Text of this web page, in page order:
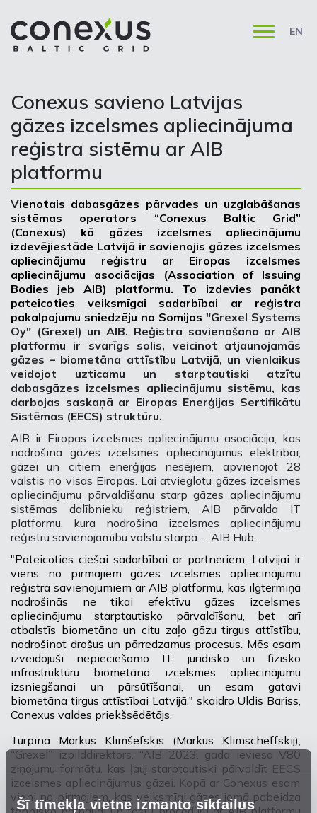
Šī tīmekļa vietne izmanto sīkfailus
EN
Conexus savieno Latvijas
gāzes izcelsmes apliecinājuma
reģistra sistēmu ar AIB
platformu
Vienotais dabasgāzes pārvades un uzglabāšanas
sistēmas operators “Conexus Baltic Grid”
(Conexus) kā gāzes izcelsmes apliecinājumu
izdevējiestāde Latvijā ir savienojis gāzes izcelsmes
apliecinājumu reģistru ar Eiropas izcelsmes
apliecinājumu asociācijas (Association of Issuing
Bodies jeb AIB) platformu. To izdevies panākt
pateicoties veiksmīgai sadarbībai ar reģistra
pakalpojumu sniedzēju no Somijas "Grexel Systems
Oy" (Grexel) un AIB. Reģistra savienošana ar AIB
platformu ir svarīgs solis, veicinot atjaunojamās
gāzes – biometāna attīstību Latvijā, un vienlaikus
veidojot uzticamu un starptautiski atzītu
dabasgāzes izcelsmes apliecinājumu sistēmu, kas
darbojas saskaņā ar Eiropas Enerģijas Sertifikātu
Sistēmas (EECS) struktūru.
AIB ir Eiropas izcelsmes apliecinājumu asociācija, kas
nodrošina gāzes izcelsmes apliecinājumus elektrībai,
gāzei un citiem enerģijas nesējiem, apvienojot 28
valstis no visas Eiropas. Lai atvieglotu gāzes izcelsmes
apliecinājumu pārvaldīšanu starp gāzes apliecinājumu
sistēmas dalībnieku reģistriem, AIB pārvalda IT
platformu, kura nodrošina izcelsmes apliecinājumu
reģistru savienojamību valstu starpā - AIB Hub.
"Pateicoties ciešai sadarbībai ar partneriem, Latvijai ir
viens no pirmajiem gāzes izcelsmes apliecinājumu
reģistra savienojumiem ar AIB platformu, kas ilgtermiņā
nodrošinās ne tikai efektīvu gāzes izcelsmes
apliecinājumu starptautisko pārvaldīšanu, bet arī
atbalstīs biometāna un citu zaļo gāzu tirgus attīstību,
nodrošinot drošus un pārredzamus procesus. Mēs esam
izveidojuši nepieciešamo IT, juridisko un fizisko
infrastruktūru biometāna izcelsmes apliecinājumu
izsniegšanai un pārsūtīšanai, un esam gatavi
biometāna tirgus attīstībai Latvijā," skaidro Uldis Bariss,
Conexus valdes priekšsēdētājs.
Turpina Markus Klimšefskis (Markus Klimscheffskij),
“Grexel” izpilddirektors. “AIB 2023. gadā ieviesa V80
ziņojumu formātu, kas ļauj starptautiski pārvaldītEECS
izcelsmes apliecinājumus gāzei. Kopā ar Conexus esam
vieni no pirmajiem, kas veiksmīgi gāzes jomā pabeidza